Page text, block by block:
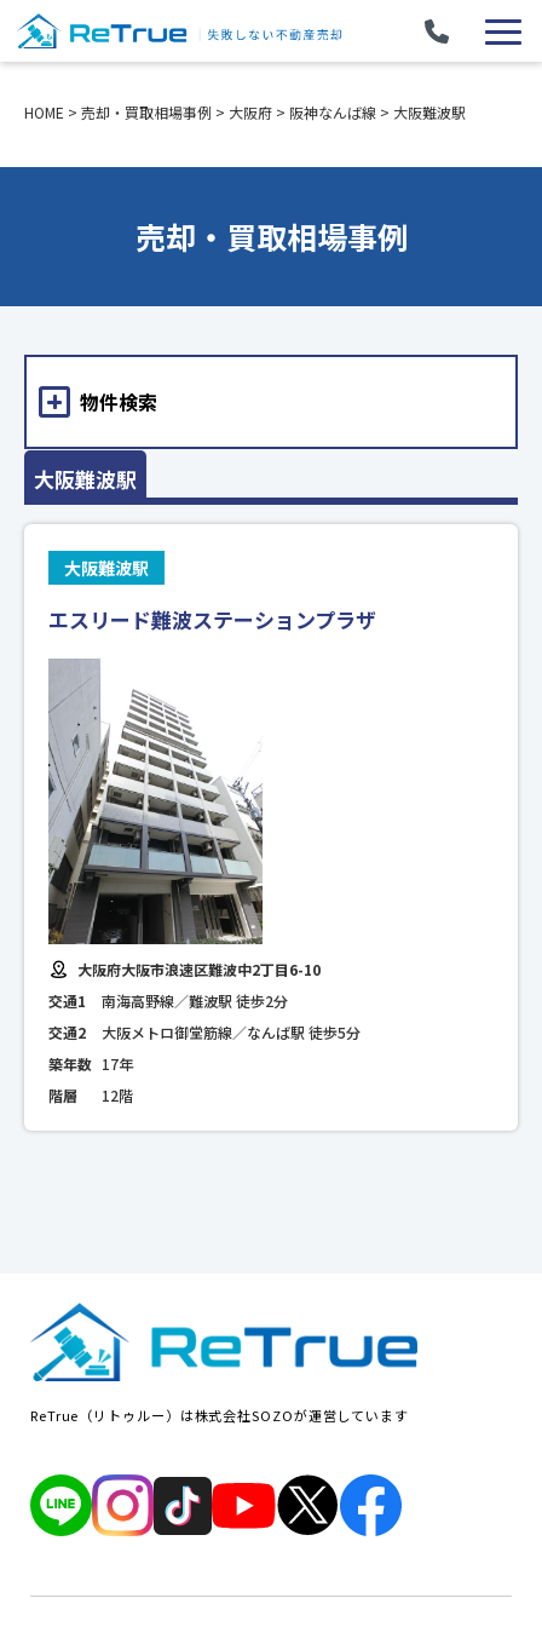
HOME > 売却・買取相場事例 > 大阪府 > 阪神なんば線 > 大阪難波駅
売却・買取相場事例
大阪難波駅
大阪難波駅
エスリード難波ステーションプラザ
大阪府大阪市浪速区難波中2丁目6-10
交通1
南海高野線／難波駅 徒歩2分
交通2
大阪メトロ御堂筋線／なんば駅 徒歩5分
築年数 17年
階層
12階
物件検索
ReTrue（リトゥルー）は株式会社SOZOが運営しています